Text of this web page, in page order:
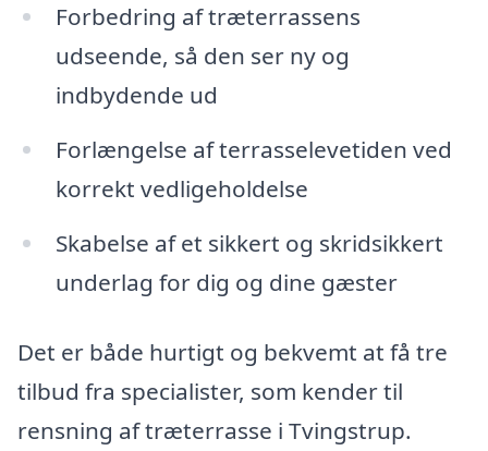
Forbedring af træterrassens
udseende, så den ser ny og
indbydende ud
Forlængelse af terrasselevetiden ved
korrekt vedligeholdelse
Skabelse af et sikkert og skridsikkert
underlag for dig og dine gæster
Det er både hurtigt og bekvemt at få tre
tilbud fra specialister, som kender til
rensning af træterrasse i Tvingstrup.